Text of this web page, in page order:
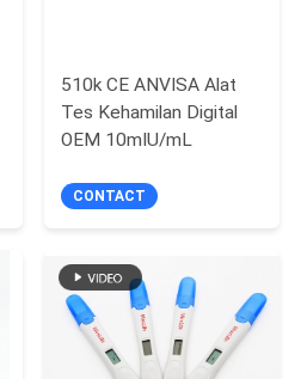
510k CE ANVISA Alat
Tes Kehamilan Digital
OEM 10mIU/mL
CONTACT